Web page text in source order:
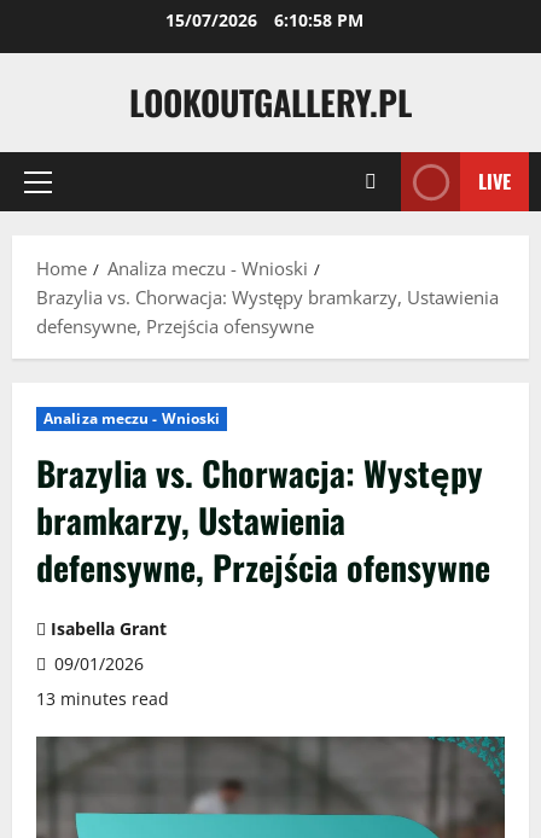
15/07/2026 6:10:59 PM
LOOKOUTGALLERY.PL
Primary
LIVE
Home
Analiza meczu - Wnioski
Brazylia vs. Chorwacja: Występy bramkarzy, Ustawienia
defensywne, Przejścia ofensywne
Analiza meczu - Wnioski
Brazylia vs. Chorwacja: Występy
bramkarzy, Ustawienia
defensywne, Przejścia ofensywne
Isabella Grant
09/01/2026
13 minutes read